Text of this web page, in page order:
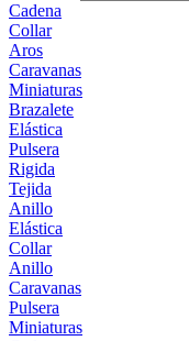
Cadena
Collar
Aros
Caravanas
Miniaturas
Brazalete
Elástica
Pulsera
Rigida
Tejida
Anillo
Elástica
Collar
Anillo
Caravanas
Pulsera
Miniaturas